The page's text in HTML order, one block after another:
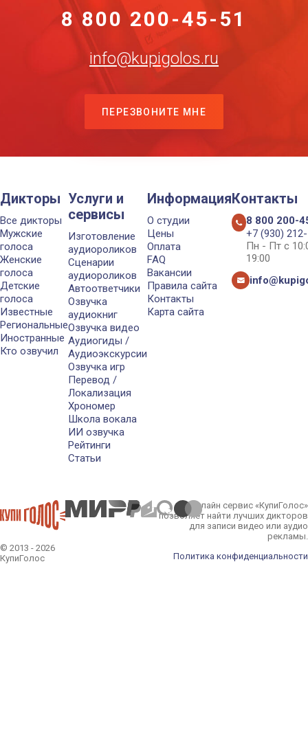
8 800 200-45-51
info@kupigolos.ru
ПЕРЕЗВОНИТЕ МНЕ
Дикторы
Все дикторы
Мужские
голоса
Женские
голоса
Детские
голоса
Известные
Региональные
Иностранные
Кто озвучил
Услуги и
сервисы
Изготовление
аудиороликов
Сценарии
аудиороликов
Автоответчики
Озвучка
аудиокниг
Озвучка видео
Аудиогиды /
Аудиоэкскурсии
Озвучка игр
Перевод /
Локализация
Хрономер
Школа вокала
ИИ озвучка
Рейтинги
Статьи
Информация
О студии
Цены
Оплата
FAQ
Вакансии
Правила сайта
Контакты
Карта сайта
Контакты
8 800 200-
+7 (930)
Пн - Пт с
19:00
© 2013 - 2026
КупиГолос
Онлайн сервис «КупиГолос»
позволяет найти лучших дикторов
для записи видео или аудио
рекламы.
Политика конфиденциальности